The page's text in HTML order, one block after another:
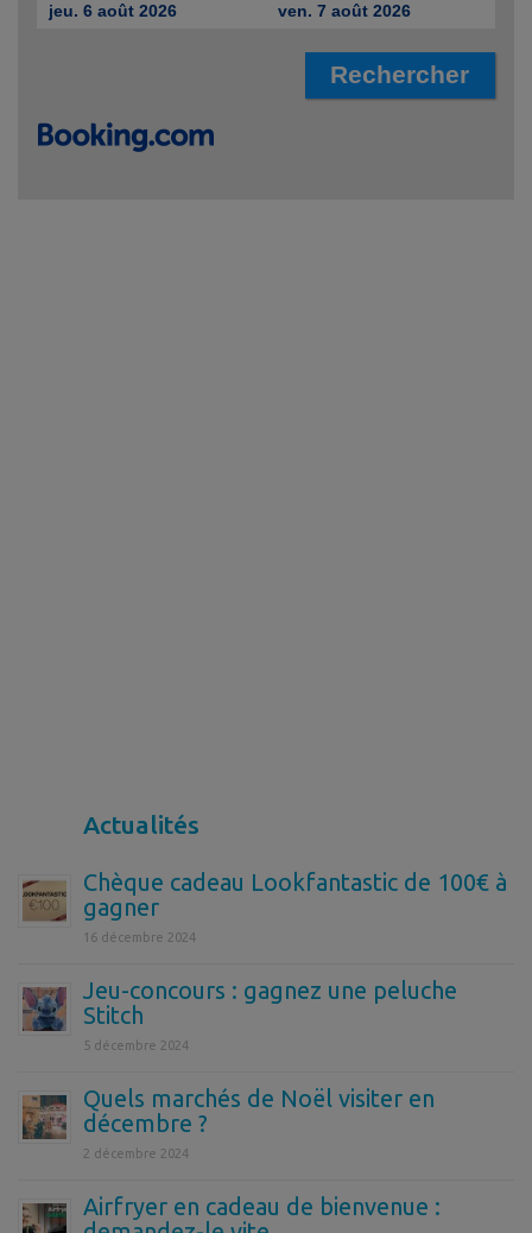
jeu. 6 août 2026 ven. 7 août 2026
Actualités
Chèque cadeau Lookfantastic de 100€ à
gagner
16 décembre 2024
Jeu-concours : gagnez une peluche
Stitch
5 décembre 2024
Quels marchés de Noël visiter en
décembre ?
2 décembre 2024
Airfryer en cadeau de bienvenue :